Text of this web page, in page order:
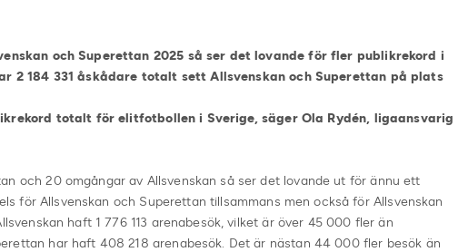
och Superettan 2025 så ser det lovande för fler publikrekord i
2 184 331 åskådare totalt sett Allsvenskan och Superettan på plats
totalt för elitfotbollen i Sverige, säger Ola Rydén, ligaansvarig
och 20 omgångar av Allsvenskan så ser det lovande ut för ännu ett
för Allsvenskan och Superettan tillsammans men också för Allsvenskan
haft 1 776 113 arenabesök, vilket är över 45 000 fler än
har haft 408 218 arenabesök. Det är nästan 44 000 fler besök än